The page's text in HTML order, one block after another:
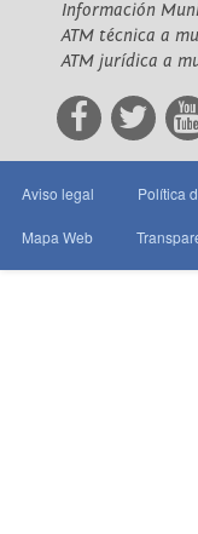
Información
ATM técnica a
ATM jurídica a
Aviso legal Política
Mapa Web